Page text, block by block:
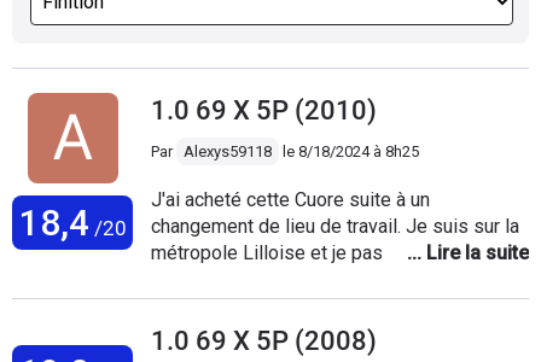
18,4 /20
1.0 69 X 5P (2010)
Par Alexys59118 le 8/18/2024 à 8h25
J'ai acheté cette Cuore suite à un
changement de lieu de travail. Je suis sur la
métropole Lilloise et je passais de 10 à
domicile/travail. J'ai donc vendu mon
précédent véhicule qui était une Fiat Tipo 1.4
1.0 69 X 5P (2008)